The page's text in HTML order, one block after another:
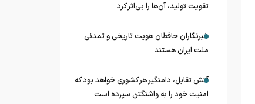
تقویت تولید، آن‌ها را بی‌اثر کرد
خبرنگاران حافظان هویت تاریخی و تمدنی
ملت ایران هستند
آتش تقابل، دامنگیر هر کشوری خواهد بود که
امنیت خود را به واشنگتن سپرده است